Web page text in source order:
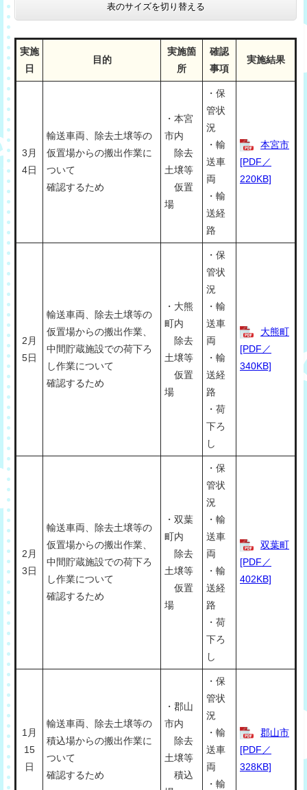
表のサイズを切り替える
実施
日
目的
実施箇
所
確認
事項
実施結果
3月
4日
輸送車両、除去土壌等の
仮置場からの搬出作業に
ついて
確認するため
・本宮
市内
除去
土壌等
仮置
場
・保
管状
況
・輸
送車
両
・輸
送経
路
本宮市
[PDF／
220KB]
2月
5日
輸送車両、除去土壌等の
仮置場からの搬出作業、
中間貯蔵施設での荷下ろ
し作業について
確認するため
・大熊
町内
除去
土壌等
仮置
場
・保
管状
況
・輸
送車
両
・輸
送経
路
・荷
下ろ
し
大熊町
[PDF／
340KB]
2月
3日
輸送車両、除去土壌等の
仮置場からの搬出作業、
中間貯蔵施設での荷下ろ
し作業について
確認するため
・双葉
町内
除去
土壌等
仮置
場
・保
管状
況
・輸
送車
両
・輸
送経
路
・荷
下ろ
し
双葉町
[PDF／
402KB]
1月
15
日
輸送車両、除去土壌等の
積込場からの搬出作業に
ついて
確認するため
・郡山
市内
除去
土壌等
積込
・保
管状
況
・輸
送車
両
・輸
郡山市
[PDF／
328KB]